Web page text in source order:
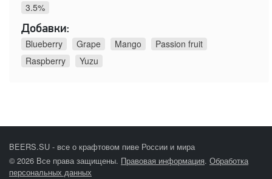
3.5%
Добавки:
Blueberry
Grape Mango
Passion fruit
Raspberry
Yuzu
BEERS.SU - все о крафтовом пиве России и мира
© 2026 Все права защищены. Правовая информация. Обработка
персональных данных